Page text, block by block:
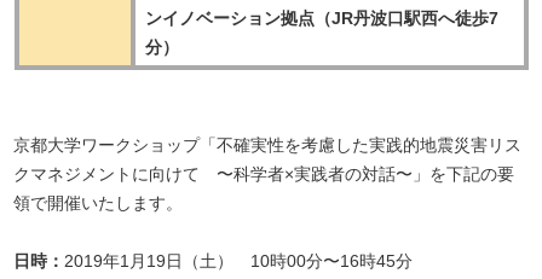
ンイノベーション拠点（JR丹波口駅西へ徒歩7
分）
京都大学ワークショップ「不確実性を考慮した実践的地震災害リス
クマネジメントに向けて 〜科学者×実践者の対話〜」を下記の要
領で開催いたします。
日時： 2019年1月19日（土） 10時00分〜16時45分